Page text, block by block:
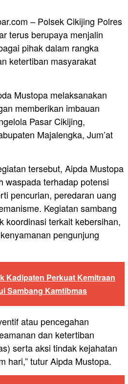
– Polsek Cikijing Polres
terus berupaya menjalin
pihak dalam rangka
ketertiban masyarakat
Mustopa melaksanakan
memberikan imbauan
Pasar Cikijing,
Majalengka, Jum’at
tersebut, Aipda Mustopa
waspada terhadap potensi
pencurian, peredaran uang
Kegiatan sambang
koordinasi terkait kebersihan,
pengunjung
Kadipaten Perkuat Kemitraan
Sambang Kamtibmas
atau pencegahan
dan ketertiban
serta aksi tindak kejahatan
hari,” tutur Aipda Mustopa.